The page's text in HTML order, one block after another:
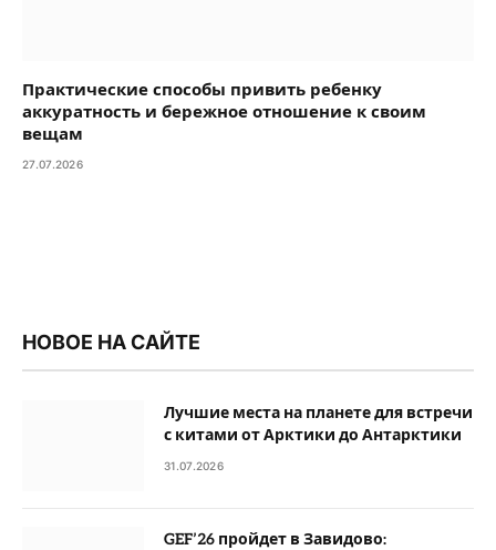
Практические способы привить ребенку
аккуратность и бережное отношение к своим
вещам
27.07.2026
НОВОЕ НА САЙТЕ
Лучшие места на планете для встречи
с китами от Арктики до Антарктики
31.07.2026
GEF’26 пройдет в Завидово: